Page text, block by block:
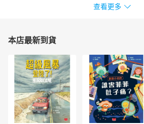
EP.27 耶穌揀選12個門徒跟隨他
EP.30 要愛你的仇敵，為辱罵你的人祈禱
EP.32 想得甚麼，就得怎樣去做
EP.33 瞎子不能帶領瞎子的路
EP.34 打下真實堅固的生命根基
EP.35 好樹會結出好的果實
EP.36 羅馬軍官的信心遠勝過以色列人（一）
EP.37 羅馬軍官的信心遠勝過以色列人（二）
查看更多
本店最新到貨